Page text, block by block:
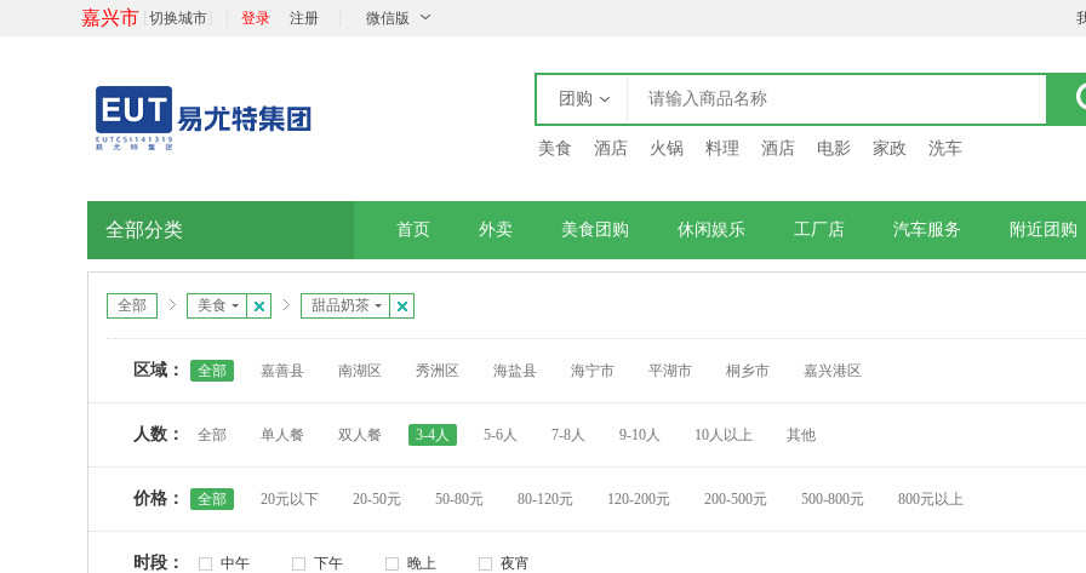
嘉兴市 切换城市 登录 注册 微信版
团购
美食 酒店 火锅 料理 酒店 电影 家政 洗车
全部分类 首页 外卖 美食团购 休闲娱乐 工厂店 汽车服务 附近团购
全部 美食 甜品奶茶
区域： 全部 嘉善县 南湖区 秀洲区 海盐县 海宁市 平湖市 桐乡市 嘉兴港区
人数： 全部 单人餐 双人餐 3-4人 5-6人 7-8人 9-10人 10人以上 其他
价格： 全部 20元以下 20-50元 50-80元 80-120元 120-200元 200-500元 500-800元 800元以上
时段： 中午 下午 晚上 夜宵